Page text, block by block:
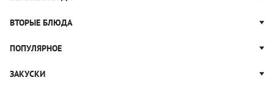
Яблочные пироги
Блюда из тыквы
Салат Цезарь
Салат Нисуаз
Крабовый салат
Щи
Рассольник
Гороховый суп
ВТОРЫЕ БЛЮДА
Котлеты
Пельмени
ПОПУЛЯРНОЕ
Пицца
ЗАКУСКИ